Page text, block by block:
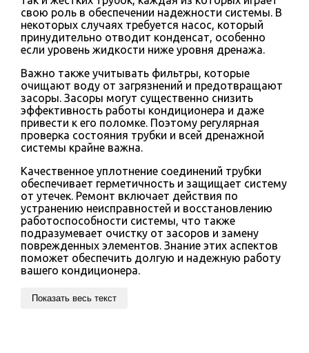
свою роль в обеспечении надежности системы. В
некоторых случаях требуется насос, который
принудительно отводит конденсат, особенно
если уровень жидкости ниже уровня дренажа.
Важно также учитывать фильтры, которые
очищают воду от загрязнений и предотвращают
засоры. Засоры могут существенно снизить
эффективность работы кондиционера и даже
привести к его поломке. Поэтому регулярная
проверка состояния трубки и всей дренажной
системы крайне важна.
Качественное уплотнение соединений трубки
обеспечивает герметичность и защищает систему
от утечек. Ремонт включает действия по
устранению неисправностей и восстановлению
работоспособности системы, что также
подразумевает очистку от засоров и замену
поврежденных элементов. Знание этих аспектов
поможет обеспечить долгую и надежную работу
вашего кондиционера.
Показать весь текст